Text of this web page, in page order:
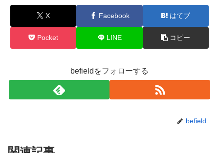
X Facebook はてブ
Pocket LINE コピー
befieldをフォローする
befield